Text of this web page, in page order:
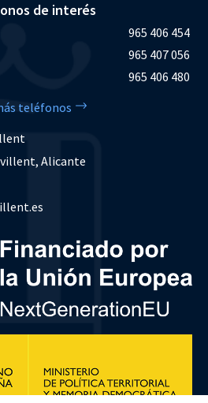
de interés
965 406 454
965 407 056
965 406 480
teléfonos
Alicante